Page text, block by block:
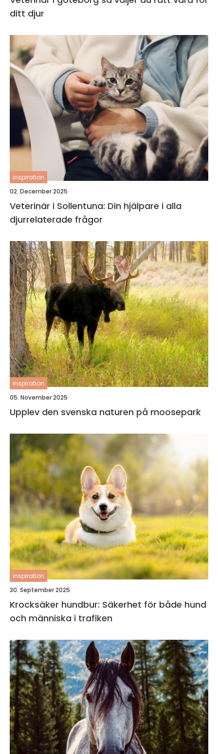
ditt djur
inspiration
02. December 2025
Veterinär i Sollentuna: Din hjälpare i alla
djurrelaterade frågor
inspiration
05. November 2025
Upplev den svenska naturen på moosepark
inspiration
30. September 2025
Krocksäker hundbur: Säkerhet för både hund
och människa i trafiken